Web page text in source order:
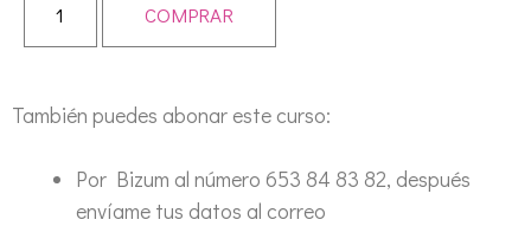
COMPRAR
También puedes abonar este curso:
Por Bizum al número 653 84 83 82, después
envíame tus datos al correo